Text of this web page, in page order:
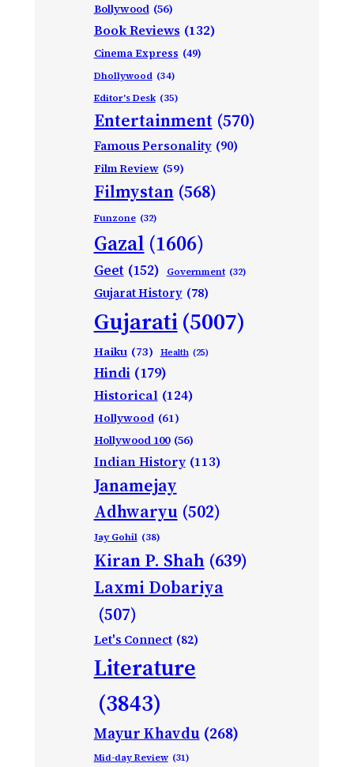
Bollywood (56)
Book Reviews (132)
Cinema Express (49)
Dhollywood (34)
Editor's Desk (35)
Entertainment (570)
Famous Personality (90)
Film Review (59)
Filmystan (568)
Funzone (32)
Gazal (1606)
Geet (152) Government (32)
Gujarat History (78)
Gujarati(5007)
Haiku (73) Health (25)
Hindi (179)
Historical (124)
Hollywood (61)
Hollywood 100 (56)
Indian History (113)
Janamejay
Adhwaryu (502)
Jay Gohil (38)
Kiran P. Shah (639)
Laxmi Dobariya
(507)
Let's Connect (82)
Literature
(3843)
Mayur Khavdu (268)
Mid-day Review (31)